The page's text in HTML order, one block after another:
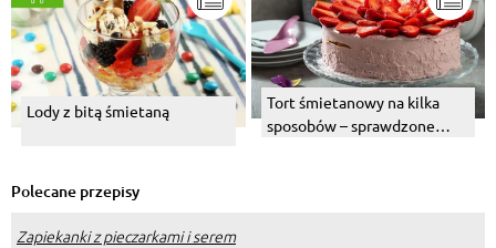
Lody z bitą śmietaną
Tort śmietanowy na kilka
sposobów – sprawdzone
Polecane przepisy
Zapiekanki z pieczarkami i serem